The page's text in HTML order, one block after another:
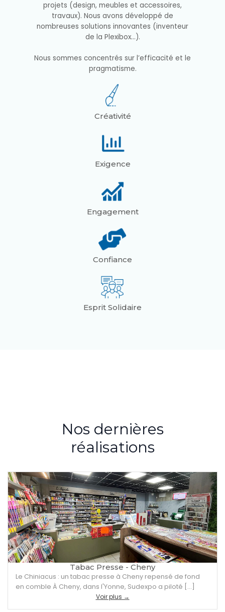
projets (design, meubles et accessoires,
travaux). Nous avons développé de
nombreuses solutions innovantes (inventeur
de la Plexibox...).
Nous sommes concentrés sur l’efficacité et le
pragmatisme.
Créativité
Exigence
Engagement
Confiance
Esprit Solidaire
Nos dernières
réalisations
Tabac Presse - Cheny
Le Chiniacus : un tabac presse à Cheny repensé de fond
en comble À Cheny, dans l'Yonne, Sudexpo a piloté […]
Voir plus →